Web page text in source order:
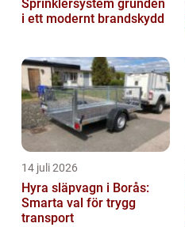
Sprinklersystem grunden
i ett modernt brandskydd
14 juli 2026
Hyra släpvagn i Borås:
Smarta val för trygg
transport